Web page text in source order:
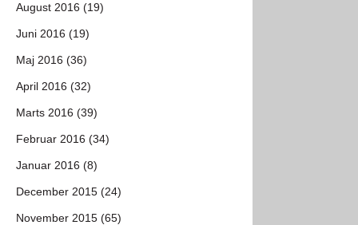
August 2016 (19)
Juni 2016 (19)
Maj 2016 (36)
April 2016 (32)
Marts 2016 (39)
Februar 2016 (34)
Januar 2016 (8)
December 2015 (24)
November 2015 (65)